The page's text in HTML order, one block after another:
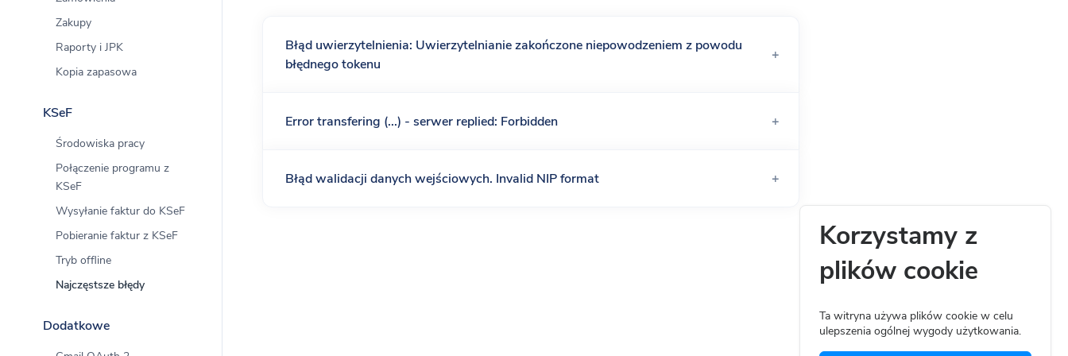
Integracja FakturaLight z KSeF
Program do faktur w telefonie
Zakupy
Raporty i JPK
Kopia zapasowa
KSeF
Środowiska pracy
Połączenie programu z
KSeF
Wysyłanie faktur do KSeF
Pobieranie faktur z KSeF
Tryb offline
Najczęstsze błędy
Dodatkowe
Błąd uwierzytelnienia: Uwierzytelnianie zakończone niepowodzeniem z powodu
błędnego tokenu
Error transfering (...) - serwer replied: Forbidden
Błąd walidacji danych wejściowych. Invalid NIP format
Korzystamy z
plików cookie
Ta witryna używa plików cookie w celu
ulepszenia ogólnej wygody użytkowania.